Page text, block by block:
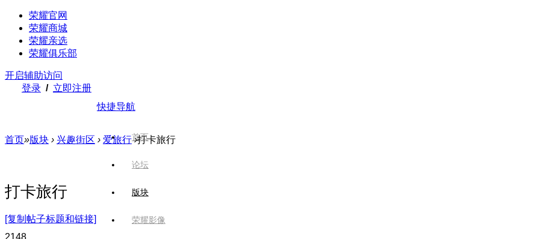
荣耀官网
荣耀商城
荣耀亲选
荣耀俱乐部
开启辅助访问
登录 / 立即注册
快捷导航
首页
论坛
版块
荣耀影像
首页»版块 › 兴趣街区 › 爱旅行 ›打卡旅行
打卡旅行
[复制帖子标题和链接]
2148